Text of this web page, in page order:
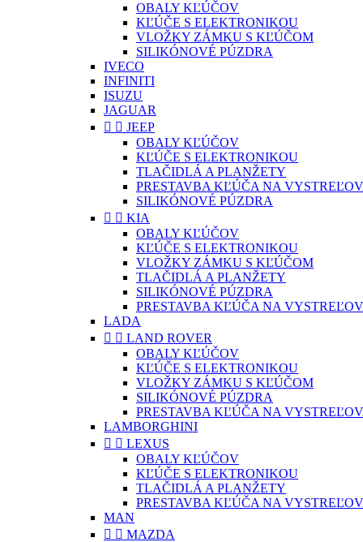
OBALY KĽÚČOV
KĽÚČE S ELEKTRONIKOU
VLOŽKY ZÁMKU S KĽÚČOM
SILIKÓNOVÉ PÚZDRA
IVECO
INFINITI
ISUZU
JAGUAR
  JEEP
OBALY KĽÚČOV
KĽÚČE S ELEKTRONIKOU
TLAČIDLÁ A PLANŽETY
PRESTAVBA KĽÚČA NA
SILIKÓNOVÉ PÚZDRA
  KIA
OBALY KĽÚČOV
KĽÚČE S ELEKTRONIKOU
VLOŽKY ZÁMKU S KĽÚČOM
TLAČIDLÁ A PLANŽETY
SILIKÓNOVÉ PÚZDRA
PRESTAVBA KĽÚČA NA
LADA
  LAND ROVER
OBALY KĽÚČOV
KĽÚČE S ELEKTRONIKOU
VLOŽKY ZÁMKU S KĽÚČOM
SILIKÓNOVÉ PÚZDRA
PRESTAVBA KĽÚČA NA
LAMBORGHINI
  LEXUS
OBALY KĽÚČOV
KĽÚČE S ELEKTRONIKOU
TLAČIDLÁ A PLANŽETY
PRESTAVBA KĽÚČA NA
MAN
  MAZDA